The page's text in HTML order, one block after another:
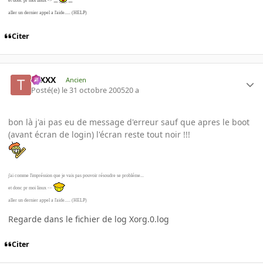
aller un dernier appel a l'aide..... (HELP)
Citer
tuXXX Ancien
Posté(e) le 31 octobre 200520 a
bon là j'ai pas eu de message d'erreur sauf que apres le boot
(avant écran de login) l'écran reste tout noir !!!
j'ai comme l'impréssion que je vais pas pouvoir résoudre se probléme...
et donc pr moi linux ->
aller un dernier appel a l'aide..... (HELP)
Regarde dans le fichier de log Xorg.0.log
Citer